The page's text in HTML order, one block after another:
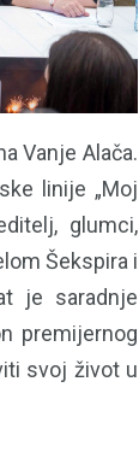
Vanje Alača.
linije „Moj
glumci,
Šekspira i
je saradnje
premijernog
svoj život u